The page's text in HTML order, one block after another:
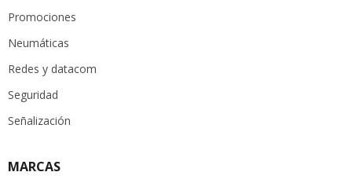
Promociones
Neumáticas
Redes y datacom
Seguridad
Señalización
MARCAS